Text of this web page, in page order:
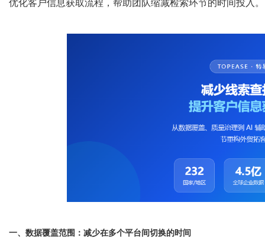
优化客户信息获取流程，帮助团队缩减检索环节的时间投入。
一、数据覆盖范围：减少在多个平台间切换的时间